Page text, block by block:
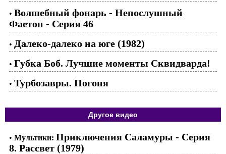
• Волшебный фонарь - Непослушный
Фаетон - Серия 46
• Далеко-далеко на юге (1982)
• Губка Боб. Лучшие моменты Сквидварда!
• Турбозавры. Погоня
Другое видео
• Мультики: Приключения Саламуры - Серия
8. Рассвет (1979)